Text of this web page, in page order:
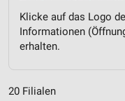
Klicke auf das Logo
Informationen
erhalten.
20 Filialen